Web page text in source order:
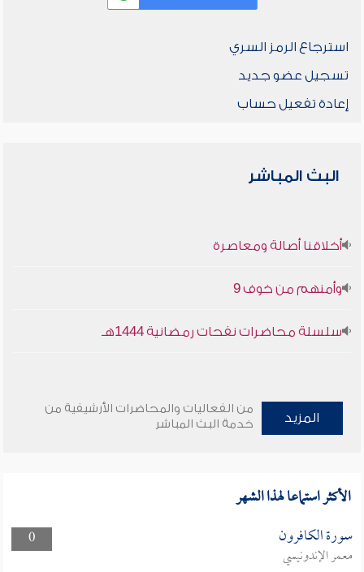
استرجاع الرمز السري
تسجيل عضو جديد
إعادة تفعيل حساب
البث المباشر
أخلاقنا أصالة ومعاصرة
وأمنهم من خوف 9
سلسلة محاضرات نفحات رمضانية 1444هـ
المزيد
من الفعاليات والمحاضرات الأرشيفية من
خدمة البث المباشر
الأكثر استماعا لهذا الشهر
0 سورة الكافرون
معمر الإندونيسي